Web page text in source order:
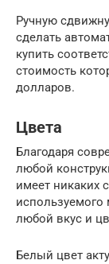
Ручную
сделать
купить
стоимость
долларов.
Цвета
Благодаря
любой
имеет никаких
используемого
любой вкус и
Белый цвет